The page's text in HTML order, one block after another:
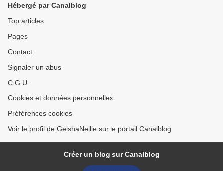
Hébergé par Canalblog
Top articles
Pages
Contact
Signaler un abus
C.G.U.
Cookies et données personnelles
Préférences cookies
Voir le profil de GeishaNellie sur le portail Canalblog
Créer un blog sur Canalblog